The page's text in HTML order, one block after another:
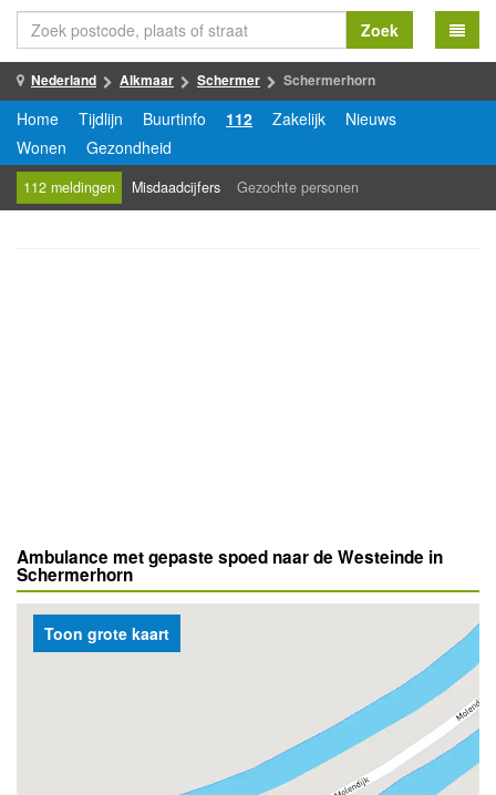
Zoek
Nederland Alkmaar Schermer Schermerhorn
Home Tijdlijn Buurtinfo 112 Zakelijk
Nieuws
Wonen
Gezondheid
112 meldingen Misdaadcijfers Gezochte personen
Ambulance met gepaste spoed naar de Westeinde in
Schermerhorn
Toon grote kaart